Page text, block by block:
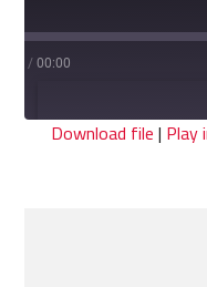
00:00
/
Download file| Play